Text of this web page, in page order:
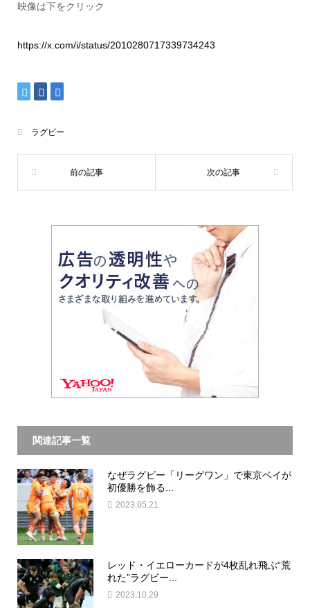
映像は下をクリック
https://x.com/i/status/2010280717339734243
ラグビー
関連記事一覧
なぜラグビー「リーグワン」で東京ベイが
初優勝を飾る...
2023.05.21
レッド・イエローカードが4枚乱れ飛ぶ“荒
れた”ラグビー...
2023.10.29